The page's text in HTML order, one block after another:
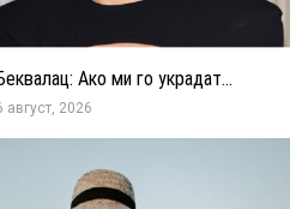
Ако ми го украдат...
август, 2026